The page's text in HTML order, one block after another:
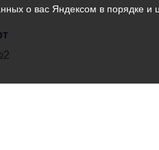
о вас Яндексом в порядке и